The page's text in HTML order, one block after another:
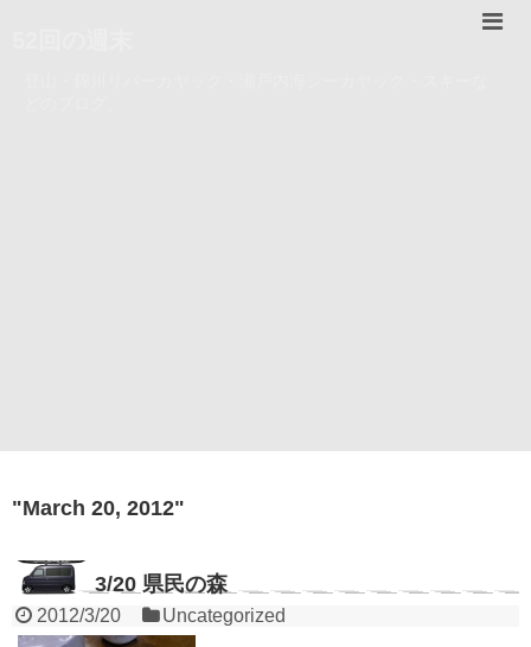
"March 20, 2012"
3/20 県民の森
2012/3/20 Uncategorized